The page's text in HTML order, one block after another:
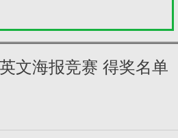
文海报竞赛 得奖名单